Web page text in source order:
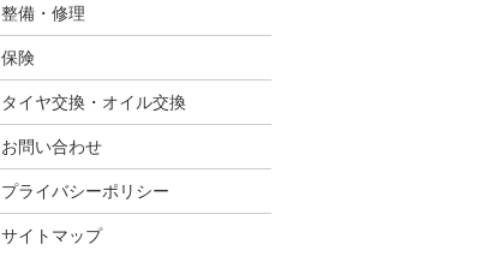
整備・修理
保険
タイヤ交換・オイル交換
お問い合わせ
プライバシーポリシー
サイトマップ